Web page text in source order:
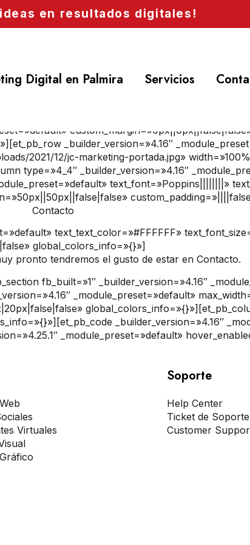
en resultados digitales!
Digital en Palmira Servicios
_builder_version=»4.16″
2021/12/jc-marketing-portada.jpg»
type=»4_4″ _builder_version=»4.16″
text_font=»Poppins||||||||»
Contacto
text_text_color=»#FFFFFF»
global_colors_info=»{}»]
pronto tendremos el gusto de estar en Contacto.
fb_built=»1″ _builder_version=»4.16″
_module_preset=»default»
_builder_version=»4.16″
_module_preset=»default»
Virtuales
Soporte
Help Center
Ticket de Soporte
Customer